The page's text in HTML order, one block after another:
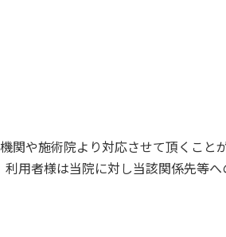
関や施術院より対応させて頂くこと
用者様は当院に対し当該関係先等